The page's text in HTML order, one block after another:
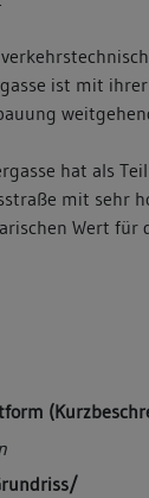
ist mit
hat als
mit sehr
Wert